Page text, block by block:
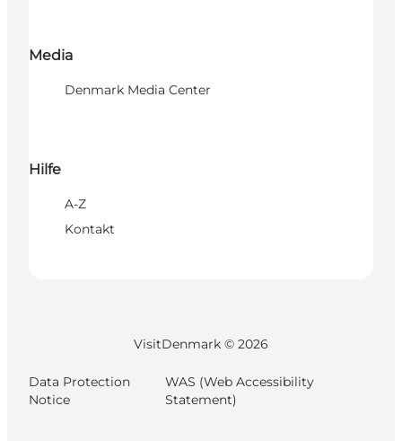
Media
Denmark Media Center
Hilfe
A-Z
Kontakt
VisitDenmark © 2026
Data Protection
Notice
WAS (Web Accessibility
Statement)